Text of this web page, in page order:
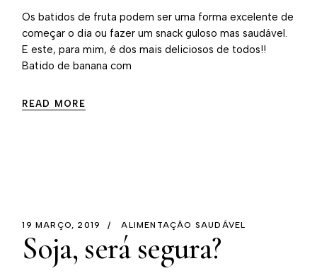
Os batidos de fruta podem ser uma forma excelente de
começar o dia ou fazer um snack guloso mas saudável.
E este, para mim, é dos mais deliciosos de todos!!
Batido de banana com
READ MORE
19 MARÇO, 2019 ALIMENTAÇÃO SAUDÁVEL
Soja, será segura?